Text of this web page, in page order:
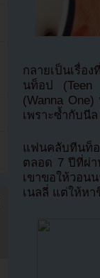
กลายเป็นเรื่อ
นท็อป (Teen
(Wanna
เพราะซ้ำกับนี
แฟนคลับทีนท็อ
ตลอด 7 ปีที่ผ่า
เขาขอให้วอน
เนลลี่ แต่ให้หา